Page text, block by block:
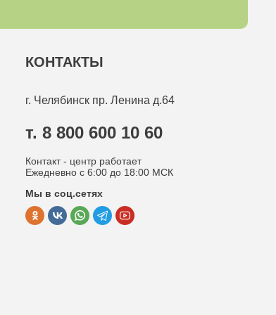
КОНТАКТЫ
г. Челябинск пр. Ленина д.64
т. 8 800 600 10 60
Контакт - центр работает
Ежедневно с 6:00 до 18:00 МСК
Мы в соц.сетях